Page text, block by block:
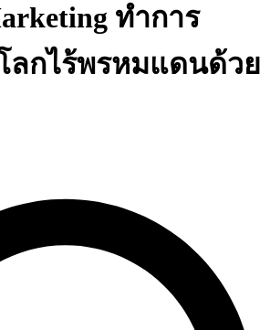
ทำการ
ลกไร้พรหมแดนด้วย